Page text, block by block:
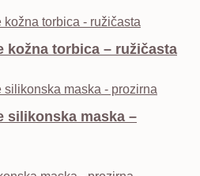
kožna torbica – ružičasta
silikonska maska –